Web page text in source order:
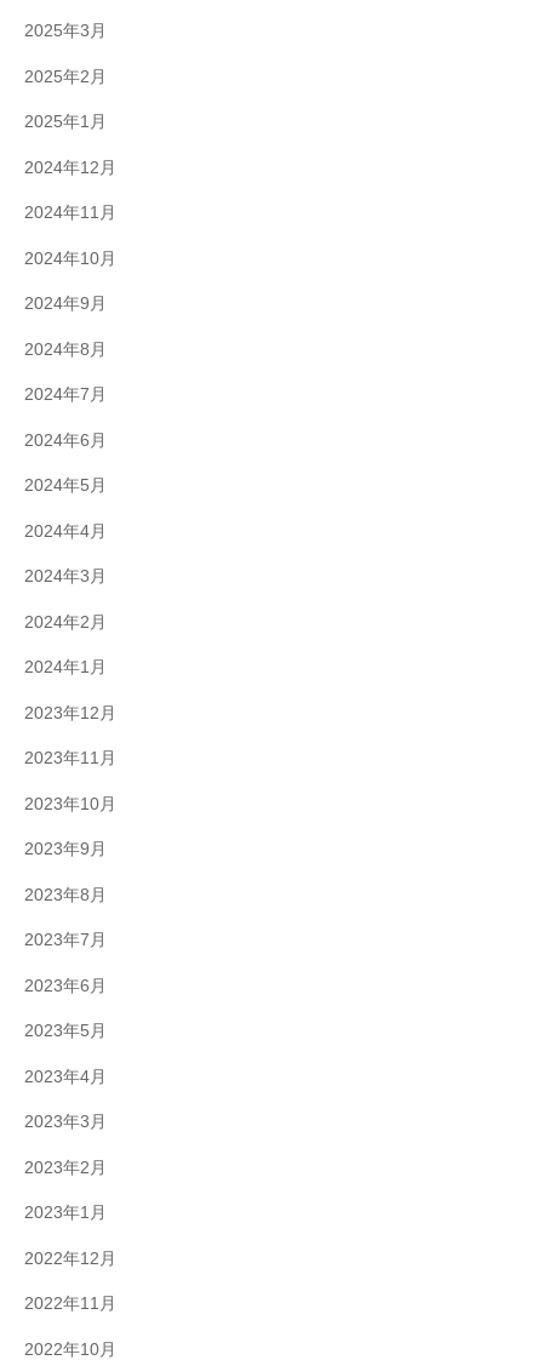
2025年3月
2025年2月
2025年1月
2024年12月
2024年11月
2024年10月
2024年9月
2024年8月
2024年7月
2024年6月
2024年5月
2024年4月
2024年3月
2024年2月
2024年1月
2023年12月
2023年11月
2023年10月
2023年9月
2023年8月
2023年7月
2023年6月
2023年5月
2023年4月
2023年3月
2023年2月
2023年1月
2022年12月
2022年11月
2022年10月